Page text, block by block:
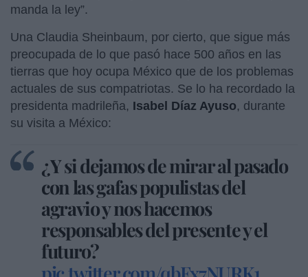
manda la ley”.
Una Claudia Sheinbaum, por cierto, que sigue más
preocupada de lo que pasó hace 500 años en las
tierras que hoy ocupa México que de los problemas
actuales de sus compatriotas. Se lo ha recordado la
presidenta madrileña, Isabel Díaz Ayuso, durante
su visita a México:
¿Y si dejamos de mirar al pasado
con las gafas populistas del
agravio y nos hacemos
responsables del presente y el
futuro?